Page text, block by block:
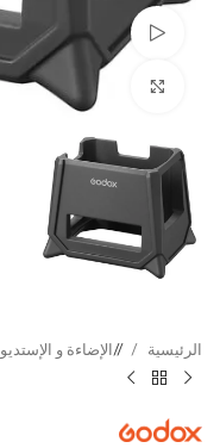
Watch video
Click to enlarge
الرئيسية / الإضاءة و الإستديو